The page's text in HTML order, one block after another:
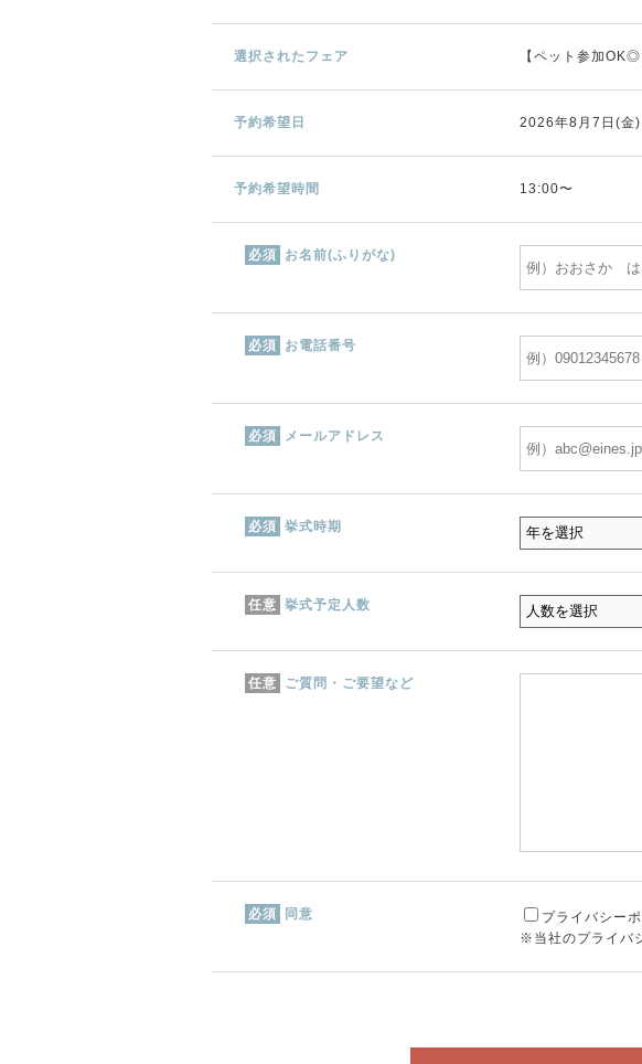
選択されたフェア 【ペット参加
予約希望日 2026年8月7日(金)
予約希望時間 13:00〜
必須 お名前(ふりがな)
必須 お電話番号
必須 メールアドレス
必須 挙式時期
任意 挙式予定人数
任意 ご質問・ご要望など
必須 同意
プライバシー
※当社のプライバ